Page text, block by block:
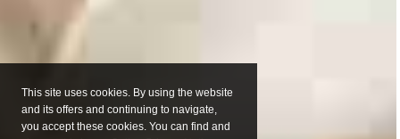
This site uses cookies. By using the website
and its offers and continuing to navigate,
you accept these cookies. You can find and